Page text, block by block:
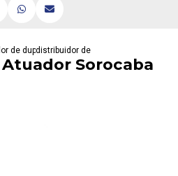
de dupla acao
distribuidor de atuador sorocaba
Sorocaba